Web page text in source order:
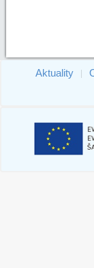
Aktuality